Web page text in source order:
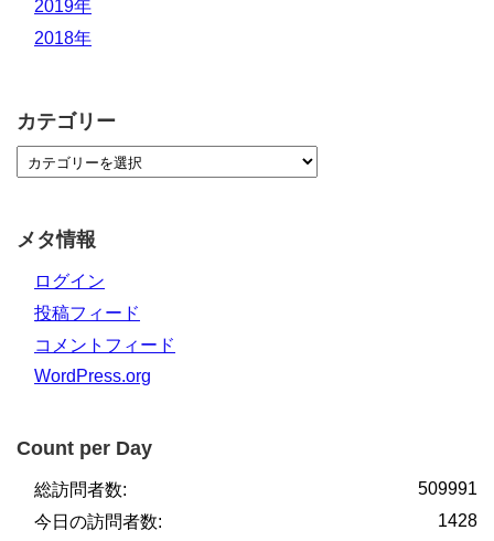
2019年
2018年
カテゴリー
メタ情報
ログイン
投稿フィード
コメントフィード
WordPress.org
Count per Day
509991
総訪問者数:
1428
今日の訪問者数: